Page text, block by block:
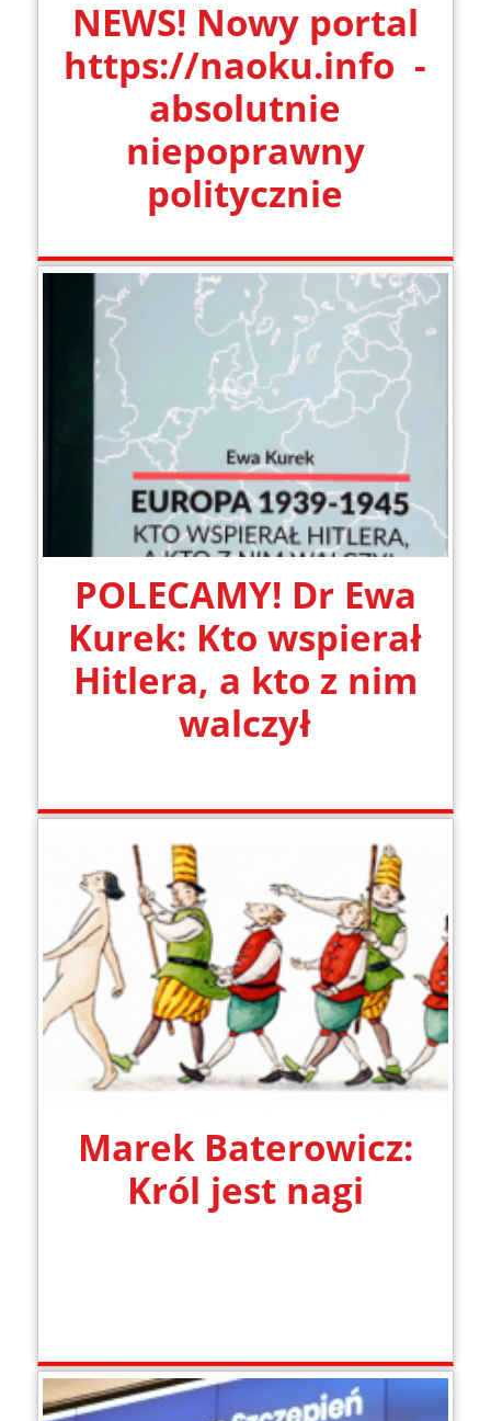
NEWS! Nowy portal
https://naoku.info -
absolutnie
niepoprawny
politycznie
POLECAMY! Dr Ewa
Kurek: Kto wspierał
Hitlera, a kto z nim
walczył
Marek Baterowicz:
Król jest nagi